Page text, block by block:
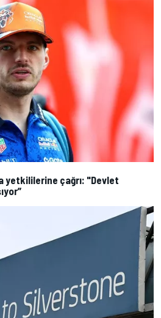
yetkililerine çağrı: "Devlet